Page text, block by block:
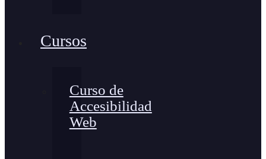
Cursos
Curso de
Accesibilidad
Web